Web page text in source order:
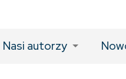
Nasi autorzy